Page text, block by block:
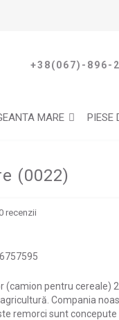
+38(067)-896-
MARE PIESE
(0022)
recenzii
(camion pentru cereale)
Compania
remorci sunt